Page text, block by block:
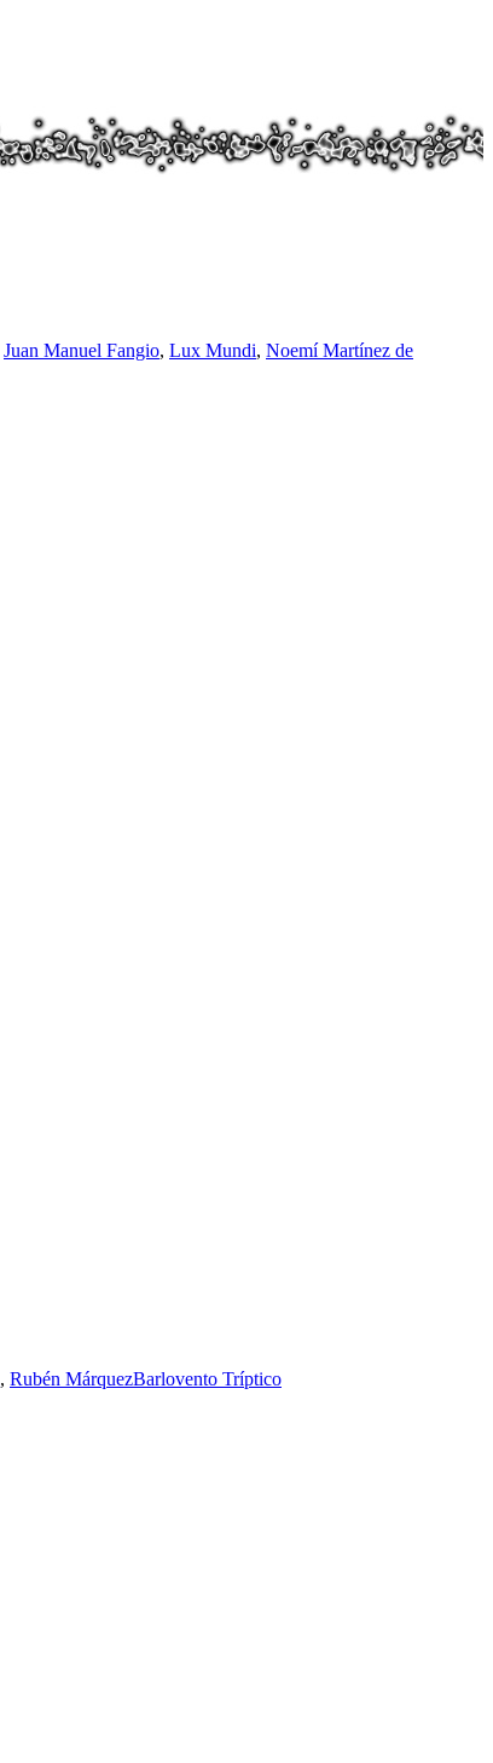
Juan Manuel Fangio, Lux Mundi, Noemí Martínez de
, Rubén MárquezBarlovento Tríptico